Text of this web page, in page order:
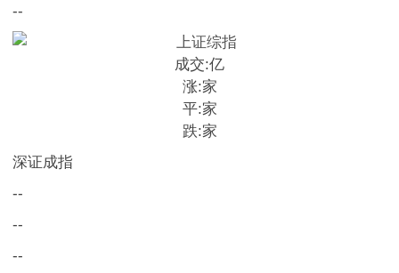
--
成交:亿
涨:家
平:家
跌:家
深证成指
--
--
--